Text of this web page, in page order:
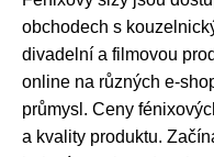
obchodech s
divadelní a filmovou
online na různých e-
průmysl. Ceny
a kvality produktu.